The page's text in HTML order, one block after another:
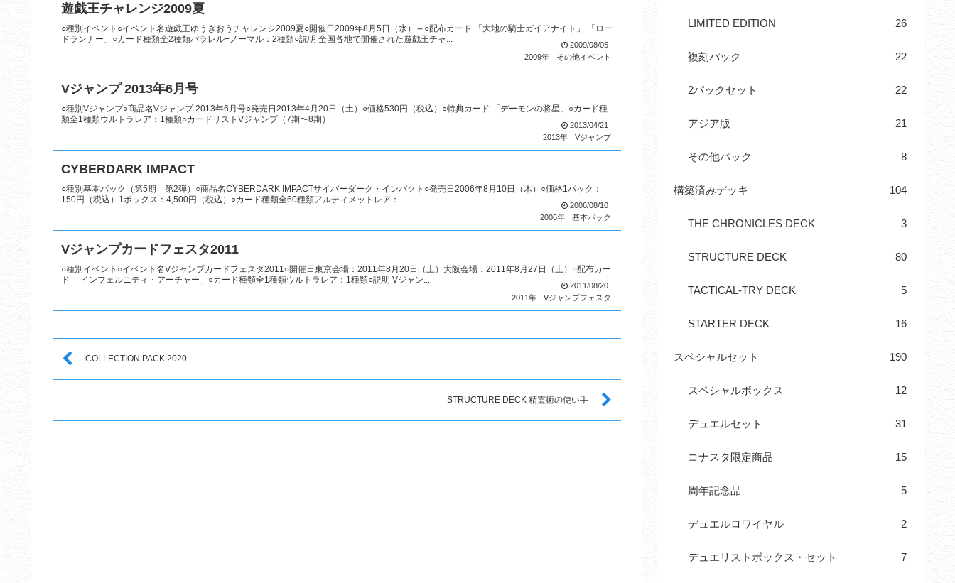
遊戯王チャレンジ2009夏
○種別イベント○イベント名遊戯王ゆうぎおうチャレンジ2009夏○開催日2009年8月5日（水）～○配布カード 「大地の騎士ガイアナイト」 「ロー
ドランナー」○カード種類全2種類パラレル+ノーマル：2種類○説明 全国各地で開催された遊戯王チャ...
2009/08/05
2009年
その他イベント
Vジャンプ 2013年6月号
○種別Vジャンプ○商品名Vジャンプ 2013年6月号○発売日2013年4月20日（土）○価格530円（税込）○特典カード 「デーモンの将星」○カード種
類全1種類ウルトラレア：1種類○カードリストVジャンプ（7期〜8期）
2013/04/21
2013年
Vジャンプ
CYBERDARK IMPACT
○種別基本パック（第5期 第2弾）○商品名CYBERDARK IMPACTサイバーダーク・インパクト○発売日2006年8月10日（木）○価格1パック：
150円（税込）1ボックス：4,500円（税込）○カード種類全60種類アルティメットレア：...
2006/08/10
2006年
基本パック
Vジャンプカードフェスタ2011
○種別イベント○イベント名Vジャンプカードフェスタ2011○開催日東京会場：2011年8月20日（土）大阪会場：2011年8月27日（土）○配布カー
ド 「インフェルニティ・アーチャー」○カード種類全1種類ウルトラレア：1種類○説明 Vジャン...
2011/08/20
2011年
Vジャンプフェスタ
COLLECTION PACK 2020
STRUCTURE DECK 精霊術の使い手
LIMITED EDITION 26
複刻パック 22
2パックセット 22
アジア版 21
その他パック 8
構築済みデッキ 104
THE CHRONICLES DECK 3
STRUCTURE DECK 80
TACTICAL-TRY DECK 5
STARTER DECK 16
スペシャルセット 190
スペシャルボックス 12
デュエルセット 31
コナスタ限定商品 15
周年記念品 5
デュエルロワイヤル 2
デュエリストボックス・セット 7